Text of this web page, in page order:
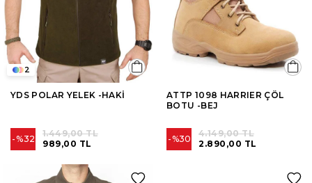
YDS POLAR YELEK -HAKİ
%32 989,00 TL
1.449,00 TL
2
ATTP 1098 HARRIER ÇÖL
BOTU -BEJ
%30 2.890,00 TL
4.149,00 TL